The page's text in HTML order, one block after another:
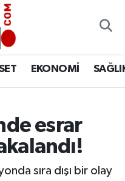
EKONOMİ
esrar
sıra dışı bir olay
Fikstür